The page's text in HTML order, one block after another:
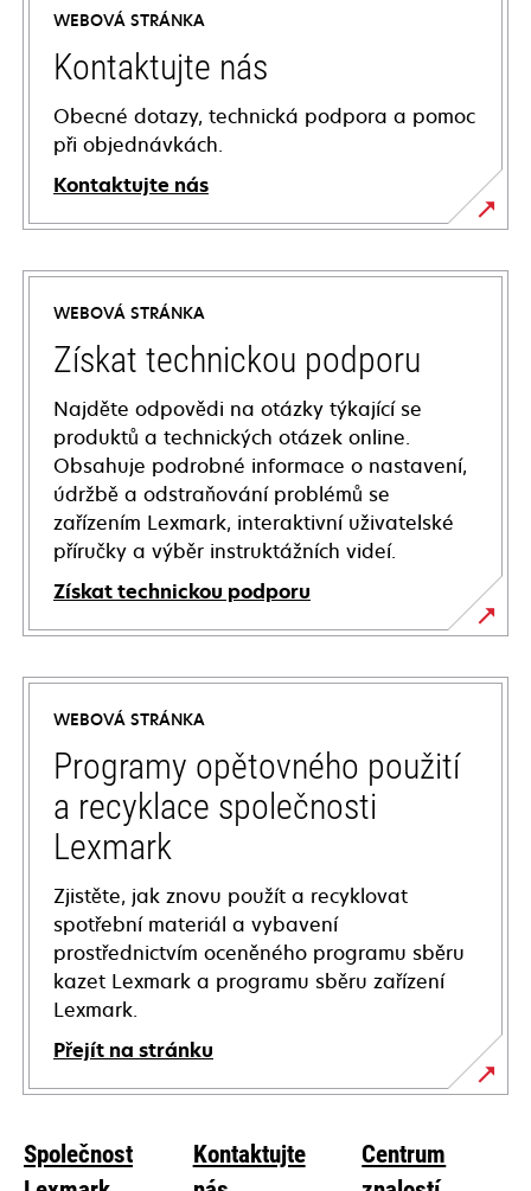
WEBOVÁ STRÁNKA
Kontaktujte nás
Obecné dotazy, technická podpora a pomoc
při objednávkách.
Kontaktujte nás
WEBOVÁ STRÁNKA
Získat technickou podporu
Najděte odpovědi na otázky týkající se
produktů a technických otázek online.
Obsahuje podrobné informace o nastavení,
údržbě a odstraňování problémů se
zařízením Lexmark, interaktivní uživatelské
příručky a výběr instruktážních videí.
Získat technickou podporu
opens
in
new
tab
WEBOVÁ STRÁNKA
Programy opětovného použití
a recyklace společnosti
Lexmark
Zjistěte, jak znovu použít a recyklovat
spotřební materiál a vybavení
prostřednictvím oceněného programu sběru
kazet Lexmark a programu sběru zařízení
Lexmark.
Přejít na stránku
Společnost
Kontaktujte
Centrum